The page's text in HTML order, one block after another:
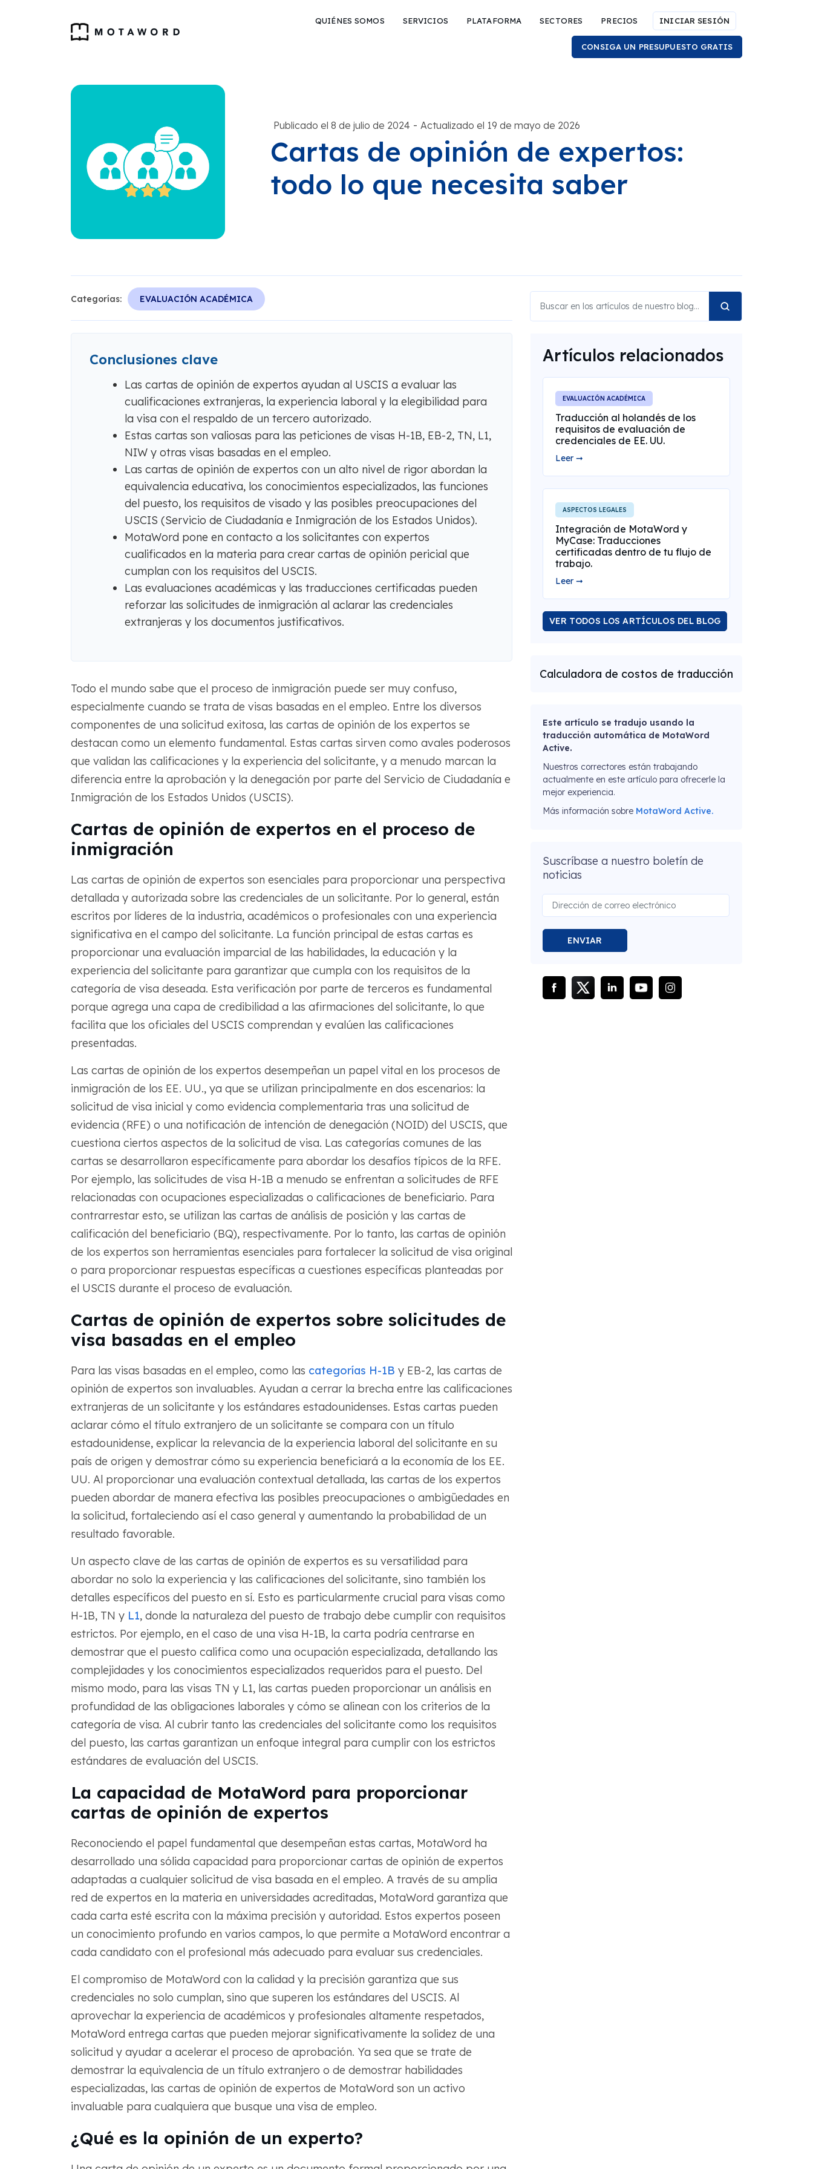
QUIÉNES SOMOS SERVICIOS PLATAFORMA SECTORES PRECIOS INICIAR SESIÓN
CONSIGA UN PRESUPUESTO GRATIS
Publicado el 8 de julio de 2024 - Actualizado el 19 de mayo de 2026
Cartas de opinión de expertos:
todo lo que necesita saber
Categorías: EVALUACIÓN ACADÉMICA
Conclusiones clave
Las cartas de opinión de expertos ayudan al USCIS a evaluar las
cualificaciones extranjeras, la experiencia laboral y la elegibilidad para
la visa con el respaldo de un tercero autorizado.
Estas cartas son valiosas para las peticiones de visas H-1B, EB-2, TN, L1,
NIW y otras visas basadas en el empleo.
Las cartas de opinión de expertos con un alto nivel de rigor abordan la
equivalencia educativa, los conocimientos especializados, las funciones
del puesto, los requisitos de visado y las posibles preocupaciones del
USCIS (Servicio de Ciudadanía e Inmigración de los Estados Unidos).
MotaWord pone en contacto a los solicitantes con expertos
cualificados en la materia para crear cartas de opinión pericial que
cumplan con los requisitos del USCIS.
Las evaluaciones académicas y las traducciones certificadas pueden
reforzar las solicitudes de inmigración al aclarar las credenciales
extranjeras y los documentos justificativos.
Todo el mundo sabe que el proceso de inmigración puede ser muy confuso,
especialmente cuando se trata de visas basadas en el empleo. Entre los diversos
componentes de una solicitud exitosa, las cartas de opinión de los expertos se
destacan como un elemento fundamental. Estas cartas sirven como avales poderosos
que validan las calificaciones y la experiencia del solicitante, y a menudo marcan la
diferencia entre la aprobación y la denegación por parte del Servicio de Ciudadanía e
Inmigración de los Estados Unidos (USCIS).
Cartas de opinión de expertos en el proceso de
inmigración
Las cartas de opinión de expertos son esenciales para proporcionar una perspectiva
detallada y autorizada sobre las credenciales de un solicitante. Por lo general, están
escritos por líderes de la industria, académicos o profesionales con una experiencia
significativa en el campo del solicitante. La función principal de estas cartas es
proporcionar una evaluación imparcial de las habilidades, la educación y la
experiencia del solicitante para garantizar que cumpla con los requisitos de la
categoría de visa deseada. Esta verificación por parte de terceros es fundamental
porque agrega una capa de credibilidad a las afirmaciones del solicitante, lo que
facilita que los oficiales del USCIS comprendan y evalúen las calificaciones
presentadas.
Las cartas de opinión de los expertos desempeñan un papel vital en los procesos de
inmigración de los EE. UU., ya que se utilizan principalmente en dos escenarios: la
solicitud de visa inicial y como evidencia complementaria tras una solicitud de
evidencia (RFE) o una notificación de intención de denegación (NOID) del USCIS, que
cuestiona ciertos aspectos de la solicitud de visa. Las categorías comunes de las
cartas se desarrollaron específicamente para abordar los desafíos típicos de la RFE.
Por ejemplo, las solicitudes de visa H-1B a menudo se enfrentan a solicitudes de RFE
relacionadas con ocupaciones especializadas o calificaciones de beneficiario. Para
contrarrestar esto, se utilizan las cartas de análisis de posición y las cartas de
calificación del beneficiario (BQ), respectivamente. Por lo tanto, las cartas de opinión
de los expertos son herramientas esenciales para fortalecer la solicitud de visa original
o para proporcionar respuestas específicas a cuestiones específicas planteadas por
el USCIS durante el proceso de evaluación.
Cartas de opinión de expertos sobre solicitudes de
visa basadas en el empleo
Para las visas basadas en el empleo, como las categorías H-1B y EB-2, las cartas de
opinión de expertos son invaluables. Ayudan a cerrar la brecha entre las calificaciones
extranjeras de un solicitante y los estándares estadounidenses. Estas cartas pueden
aclarar cómo el título extranjero de un solicitante se compara con un título
estadounidense, explicar la relevancia de la experiencia laboral del solicitante en su
país de origen y demostrar cómo su experiencia beneficiará a la economía de los EE.
UU. Al proporcionar una evaluación contextual detallada, las cartas de los expertos
pueden abordar de manera efectiva las posibles preocupaciones o ambigüedades en
la solicitud, fortaleciendo así el caso general y aumentando la probabilidad de un
resultado favorable.
Un aspecto clave de las cartas de opinión de expertos es su versatilidad para
abordar no solo la experiencia y las calificaciones del solicitante, sino también los
detalles específicos del puesto en sí. Esto es particularmente crucial para visas como
H-1B, TN y L1, donde la naturaleza del puesto de trabajo debe cumplir con requisitos
estrictos. Por ejemplo, en el caso de una visa H-1B, la carta podría centrarse en
demostrar que el puesto califica como una ocupación especializada, detallando las
complejidades y los conocimientos especializados requeridos para el puesto. Del
mismo modo, para las visas TN y L1, las cartas pueden proporcionar un análisis en
profundidad de las obligaciones laborales y cómo se alinean con los criterios de la
categoría de visa. Al cubrir tanto las credenciales del solicitante como los requisitos
del puesto, las cartas garantizan un enfoque integral para cumplir con los estrictos
estándares de evaluación del USCIS.
La capacidad de MotaWord para proporcionar
cartas de opinión de expertos
Reconociendo el papel fundamental que desempeñan estas cartas, MotaWord ha
desarrollado una sólida capacidad para proporcionar cartas de opinión de expertos
adaptadas a cualquier solicitud de visa basada en el empleo. A través de su amplia
red de expertos en la materia en universidades acreditadas, MotaWord garantiza que
cada carta esté escrita con la máxima precisión y autoridad. Estos expertos poseen
un conocimiento profundo en varios campos, lo que permite a MotaWord encontrar a
cada candidato con el profesional más adecuado para evaluar sus credenciales.
El compromiso de MotaWord con la calidad y la precisión garantiza que sus
credenciales no solo cumplan, sino que superen los estándares del USCIS. Al
aprovechar la experiencia de académicos y profesionales altamente respetados,
MotaWord entrega cartas que pueden mejorar significativamente la solidez de una
solicitud y ayudar a acelerar el proceso de aprobación. Ya sea que se trate de
demostrar la equivalencia de un título extranjero o de demostrar habilidades
especializadas, las cartas de opinión de expertos de MotaWord son un activo
invaluable para cualquiera que busque una visa de empleo.
¿Qué es la opinión de un experto?
Artículos relacionados
EVALUACIÓN ACADÉMICA
Traducción al holandés de los
requisitos de evaluación de
credenciales de EE. UU.
Leer ➞
ASPECTOS LEGALES
Integración de MotaWord y
MyCase: Traducciones
certificadas dentro de tu flujo de
trabajo.
Leer ➞
VER TODOS LOS ARTÍCULOS DEL BLOG
Calculadora de costos de traducción
Este artículo se tradujo usando la
traducción automática de MotaWord
Active.
Nuestros correctores están trabajando
actualmente en este artículo para ofrecerle la
mejor experiencia.
Más información sobre MotaWord Active.
Suscríbase a nuestro boletín de
noticias
ENVIAR